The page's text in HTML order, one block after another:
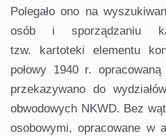
Polegało ono na
osób i sporządzaniu
tzw. kartoteki elementu
połowy 1940 r.
przekazywano do
obwodowych NKWD. Bez
osobowymi, opracowane w